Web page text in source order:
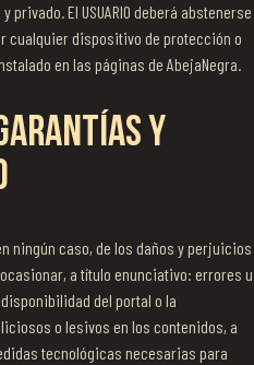
El USUARIO deberá abstenerse
cualquier dispositivo de protección o
en las páginas de AbejaNegra.
Y
ningún caso, de los daños y perjuicios
a título enunciativo: errores u
del portal o la
o lesivos en los contenidos, a
tecnológicas necesarias para